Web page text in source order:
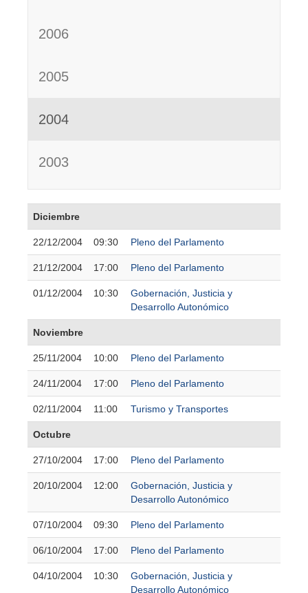
2006
2005
2004
2003
Diciembre
22/12/2004 09:30 Pleno del Parlamento
21/12/2004 17:00 Pleno del Parlamento
01/12/2004 10:30
Gobernación, Justicia y
Desarrollo Autonómico
Noviembre
25/11/2004 10:00 Pleno del Parlamento
24/11/2004 17:00 Pleno del Parlamento
02/11/2004 11:00 Turismo y Transportes
Octubre
27/10/2004 17:00 Pleno del Parlamento
20/10/2004 12:00
Gobernación, Justicia y
Desarrollo Autonómico
07/10/2004 09:30 Pleno del Parlamento
06/10/2004 17:00 Pleno del Parlamento
04/10/2004 10:30
Gobernación, Justicia y
Desarrollo Autonómico